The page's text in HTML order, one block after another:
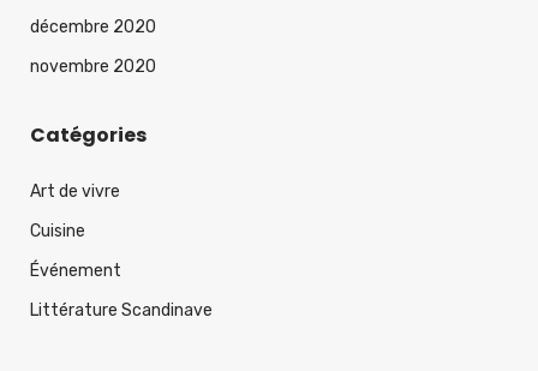
décembre 2020
novembre 2020
Catégories
Art de vivre
Cuisine
Événement
Littérature Scandinave